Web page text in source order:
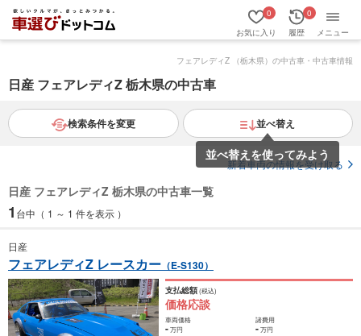
お気に入り
0
履歴
0
メニュー
フェアレディZ （栃木県）の中古車・中古車情報
日産 フェアレディZ 栃木県の中古車
検索条件を変更 並べ替え
並べ替えを使ってみよう
新着車両の情報を受け取る
日産 フェアレディZ 栃木県の中古車一覧
1 台中（ 1 ～ 1 件を表示 ）
日産
フェアレディZ レースカー （E-S130）
支払総額(税込)
価格応談
車両価格
-万円
諸費用
- 万円